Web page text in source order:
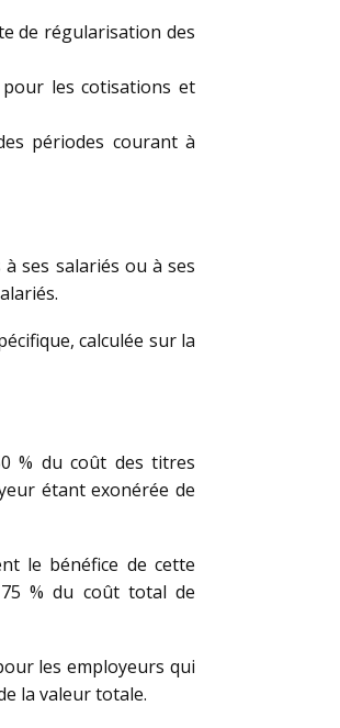
de régularisation des
pour les cotisations et
périodes courant à
ses salariés ou à ses
calculée sur la
% du coût des titres
étant exonérée de
le bénéfice de cette
% du coût total de
les employeurs qui
la valeur totale.